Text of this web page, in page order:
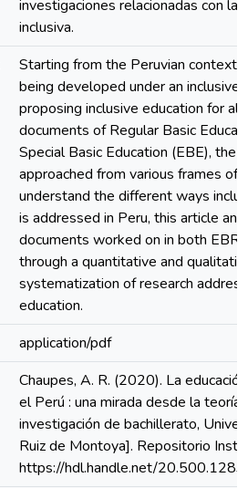
investigaciones relacionadas con la
inclusiva.
Starting from the Peruvian context,
being developed under an inclusive
proposing inclusive education for
documents of Regular Basic
Special Basic Education (EBE), the
approached from various frames of
understand the different ways
is addressed in Peru, this article
documents worked on in both EBR
through a quantitative and
systematization of research
education.
application/pdf
Chaupes, A. R. (2020). La
el Perú : una mirada desde la teoría
investigación de bachillerato,
Ruiz de Montoya]. Repositorio
https://hdl.handle.net/